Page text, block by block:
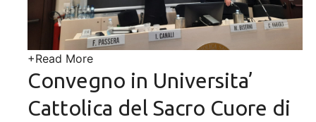
+Read More
Convegno in Universita’
Cattolica del Sacro Cuore di